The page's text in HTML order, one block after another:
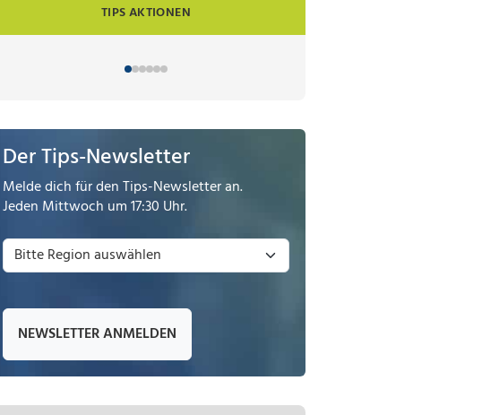
TIPS AKTIONEN
Der Tips-Newsletter
Melde dich für den Tips-Newsletter an.
Jeden Mittwoch um 17:30 Uhr.
NEWSLETTER ANMELDEN